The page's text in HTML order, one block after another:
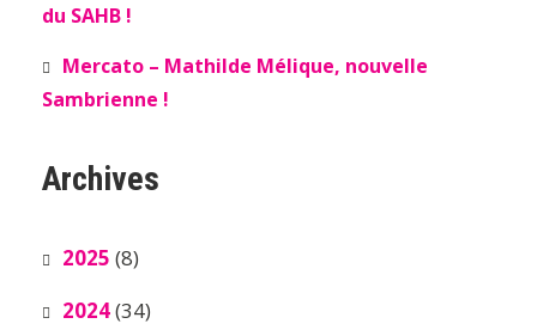
du SAHB !
Mercato – Mathilde Mélique, nouvelle
Sambrienne !
Archives
2025 (8)
2024(34)